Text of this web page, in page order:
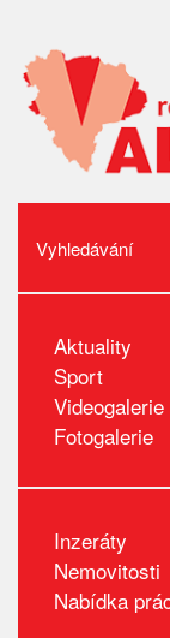
Aktuality
Sport
Videogalerie
Fotogalerie
Inzeráty
Nemovitosti
Nabídka